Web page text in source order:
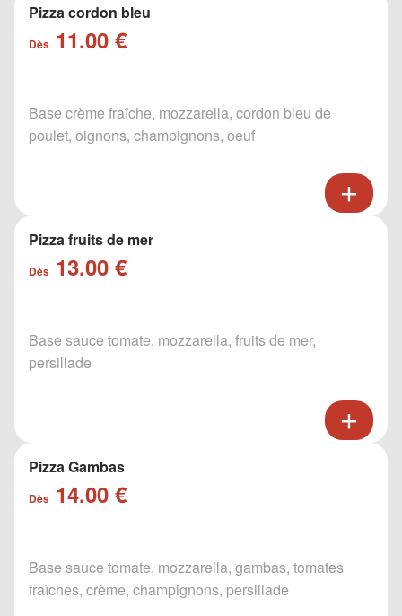
Pizza cordon bleu
Dès 11.00 €
Base crème fraîche, mozzarella, cordon bleu de
poulet, oignons, champignons, oeuf
Pizza fruits de mer
Dès 13.00 €
Base sauce tomate, mozzarella, fruits de mer,
persillade
Pizza Gambas
Dès 14.00 €
Base sauce tomate, mozzarella, gambas, tomates
fraîches, crème, champignons, persillade